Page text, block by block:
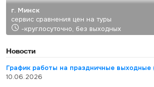
г. Минск
сервис сравнения цен на туры
-круглосуточно, без выходных
Новости
График работы на праздничные выходные
10.06.2026